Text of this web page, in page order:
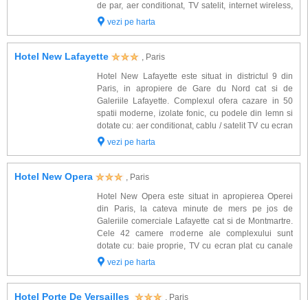
de par, aer conditionat, TV satelit, internet wireless,
telefon. Alte facilitati : salon pentru servirea micului
vezi pe harta
Hotel New Lafayette
, Paris
Hotel New Lafayette este situat in districtul 9 din
Paris, in apropiere de Gare du Nord cat si de
Galeriile Lafayette. Complexul ofera cazare in 50
spatii moderne, izolate fonic, cu podele din lemn si
dotate cu: aer conditionat, cablu / satelit TV cu ecran
plat, seif si baie privata, uscator de par, mini-bar,
vezi pe harta
Hotel New Opera
, Paris
Hotel New Opera este situat in apropierea Operei
din Paris, la cateva minute de mers pe jos de
Galeriile comerciale Lafayette cat si de Montmartre.
Cele 42 camere moderne ale complexului sunt
dotate cu: baie proprie, TV cu ecran plat cu canale
prin satelit, aer conditionat, opere de arta unice
vezi pe harta
Hotel Porte De Versailles , Paris